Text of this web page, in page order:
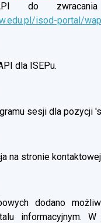
do zwracania
isod-portal/
dla ISEPu.
sesji dla pozycji
na stronie
dodano
informacyjnym.